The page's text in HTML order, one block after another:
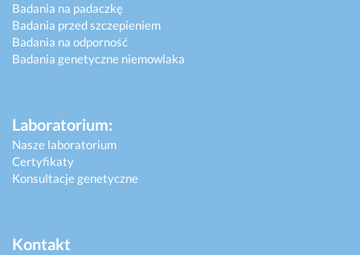
Badania na padaczkę
Badania przed szczepieniem
Badania na odporność
Badania genetyczne niemowlaka
Laboratorium:
Nasze laboratorium
Certyfikaty
Konsultacje genetyczne
Kontakt